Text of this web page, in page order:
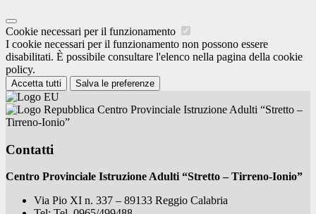
Cookie necessari per il funzionamento
I cookie necessari per il funzionamento non possono essere
disabilitati. È possibile consultare l'elenco nella pagina della cookie
policy.
Accetta tutti Salva le preferenze
Centro Provinciale Istruzione Adulti “Stretto –
Tirreno-Ionio”
Contatti
Centro Provinciale Istruzione Adulti “Stretto – Tirreno-Ionio”
Via Pio XI n. 337 – 89133 Reggio Calabria